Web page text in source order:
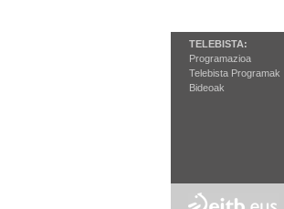
TELEBISTA:
Programazioa
Telebista Programak
Bideoak